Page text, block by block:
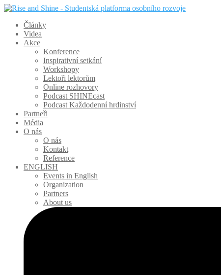
Články
Videa
Akce
Konference
Inspirativní setkání
Workshopy
Lektoři lektorům
Online rozhovory
Podcast SHINEcast
Podcast Každodenní hrdinství
Partneři
Média
O nás
O nás
Kontakt
Reference
ENGLISH
Events in English
Organization
Partners
About us